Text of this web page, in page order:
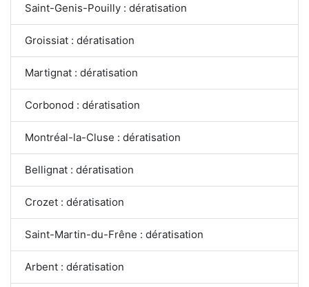
Saint-Genis-Pouilly : dératisation
Groissiat : dératisation
Martignat : dératisation
Corbonod : dératisation
Montréal-la-Cluse : dératisation
Bellignat : dératisation
Crozet : dératisation
Saint-Martin-du-Frêne : dératisation
Arbent : dératisation